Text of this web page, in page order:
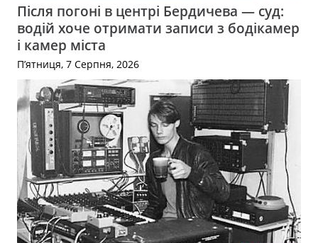
Після погоні в центрі Бердичева — суд:
водій хоче отримати записи з бодікамер
і камер міста
П’ятниця, 7 Серпня, 2026